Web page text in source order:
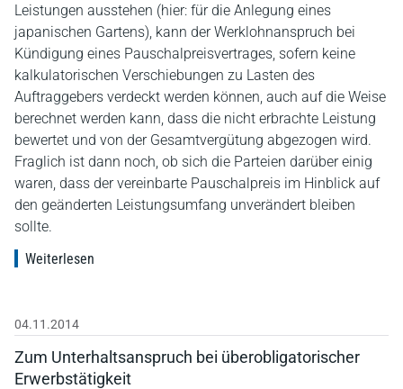
Leistungen ausstehen (hier: für die Anlegung eines
japanischen Gartens), kann der Werklohnanspruch bei
Kündigung eines Pauschalpreisvertrages, sofern keine
kalkulatorischen Verschiebungen zu Lasten des
Auftraggebers verdeckt werden können, auch auf die Weise
berechnet werden kann, dass die nicht erbrachte Leistung
bewertet und von der Gesamtvergütung abgezogen wird.
Fraglich ist dann noch, ob sich die Parteien darüber einig
waren, dass der vereinbarte Pauschalpreis im Hinblick auf
den geänderten Leistungsumfang unverändert bleiben
sollte.
Weiterlesen
04.11.2014
Zum Unterhaltsanspruch bei überobligatorischer
Erwerbstätigkeit